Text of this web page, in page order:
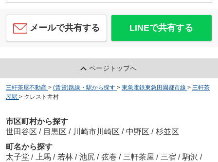
メールで共有する LINEで共有する
ページトップへ
三軒茶屋不動産 > (賃貸)路線・駅から探す > 東急電鉄東急田園都市線 > 三軒茶
屋駅 > クレスト井村
市区町村から探す
世田谷区 / 目黒区 / 川崎市川崎区 / 中野区 / 杉並区
町名から探す
太子堂 / 上馬 / 若林 / 池尻 / 弦巻 / 三軒茶屋 / 三宿 / 駒沢 /